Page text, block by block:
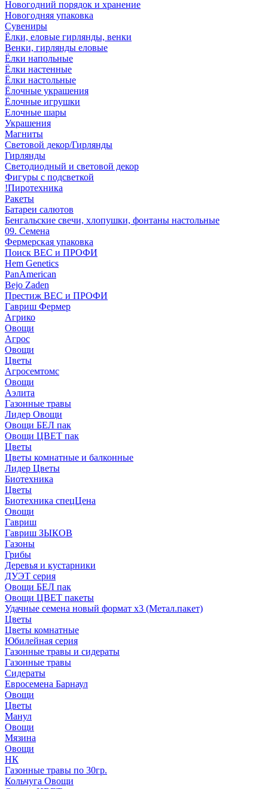
Новогодний порядок и хранение
Новогодняя упаковка
Сувениры
Ёлки, еловые гирлянды, венки
Венки, гирлянды еловые
Ёлки напольные
Ёлки настенные
Ёлки настольные
Ёлочные украшения
Ёлочные игрушки
Елочные шары
Украшения
Магниты
Световой декор/Гирлянды
Гирлянды
Светодиодный и световой декор
Фигуры с подсветкой
!Пиротехника
Ракеты
Батареи салютов
Бенгальские свечи, хлопушки, фонтаны настольные
09. Семена
Фермерская упаковка
Поиск ВЕС и ПРОФИ
Hem Genetics
PanAmerican
Bejo Zaden
Престиж ВЕС и ПРОФИ
Гавриш Фермер
Агрико
Овощи
Агрос
Овощи
Цветы
Агросемтомс
Овощи
Аэлита
Газонные травы
Лидер Овощи
Овощи БЕЛ пак
Овощи ЦВЕТ пак
Цветы
Цветы комнатные и балконные
Лидер Цветы
Биотехника
Цветы
Биотехника спецЦена
Овощи
Гавриш
Гавриш ЗЫКОВ
Газоны
Грибы
Деревья и кустарники
ДУЭТ серия
Овощи БЕЛ пак
Овощи ЦВЕТ пакеты
Удачные семена новый формат х3 (Метал.пакет)
Цветы
Цветы комнатные
Юбилейная серия
Газонные травы и сидераты
Газонные травы
Сидераты
Евросемена Барнаул
Овощи
Цветы
Манул
Овощи
Мязина
Овощи
НК
Газонные травы по 30гр.
Кольчуга Овощи